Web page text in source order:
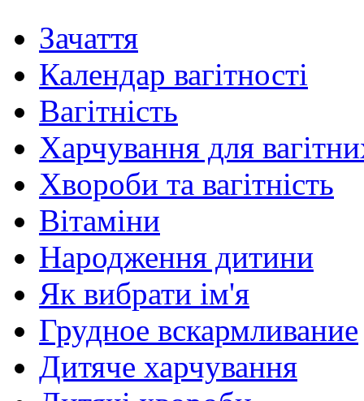
Зачаття
Календар вагітності
Вагітність
Харчування для
Хвороби та вагітність
Вітаміни
Народження дитини
Як вибрати ім'я
Грудное вскармливание
Дитяче харчування